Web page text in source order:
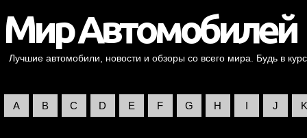
Лучшие автомобили, новости и обзоры со всего мира. Будь в
A B C D E F G H I J K